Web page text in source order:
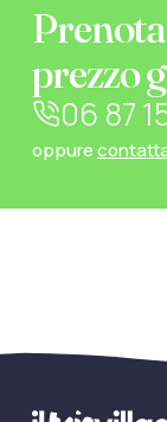
prezzo
06 87
oppure